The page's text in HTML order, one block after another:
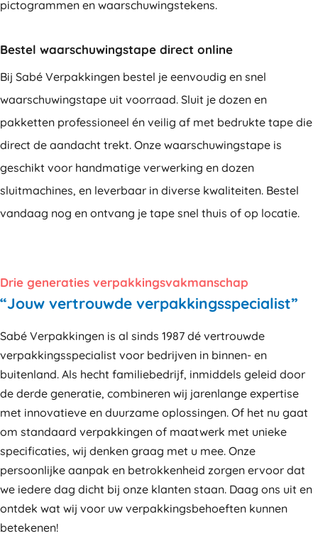
pictogrammen en waarschuwingstekens.
Bestel waarschuwingstape direct online
Bij Sabé Verpakkingen bestel je eenvoudig en snel
waarschuwingstape uit voorraad. Sluit je dozen en
pakketten professioneel én veilig af met bedrukte tape die
direct de aandacht trekt. Onze waarschuwingstape is
geschikt voor handmatige verwerking en dozen
sluitmachines, en leverbaar in diverse kwaliteiten. Bestel
vandaag nog en ontvang je tape snel thuis of op locatie.
Drie generaties verpakkingsvakmanschap
“Jouw vertrouwde verpakkingsspecialist”
Sabé Verpakkingen is al sinds 1987 dé vertrouwde
verpakkingsspecialist voor bedrijven in binnen- en
buitenland. Als hecht familiebedrijf, inmiddels geleid door
de derde generatie, combineren wij jarenlange expertise
met innovatieve en duurzame oplossingen. Of het nu gaat
om standaard verpakkingen of maatwerk met unieke
specificaties, wij denken graag met u mee. Onze
persoonlijke aanpak en betrokkenheid zorgen ervoor dat
we iedere dag dicht bij onze klanten staan. Daag ons uit en
ontdek wat wij voor uw verpakkingsbehoeften kunnen
betekenen!